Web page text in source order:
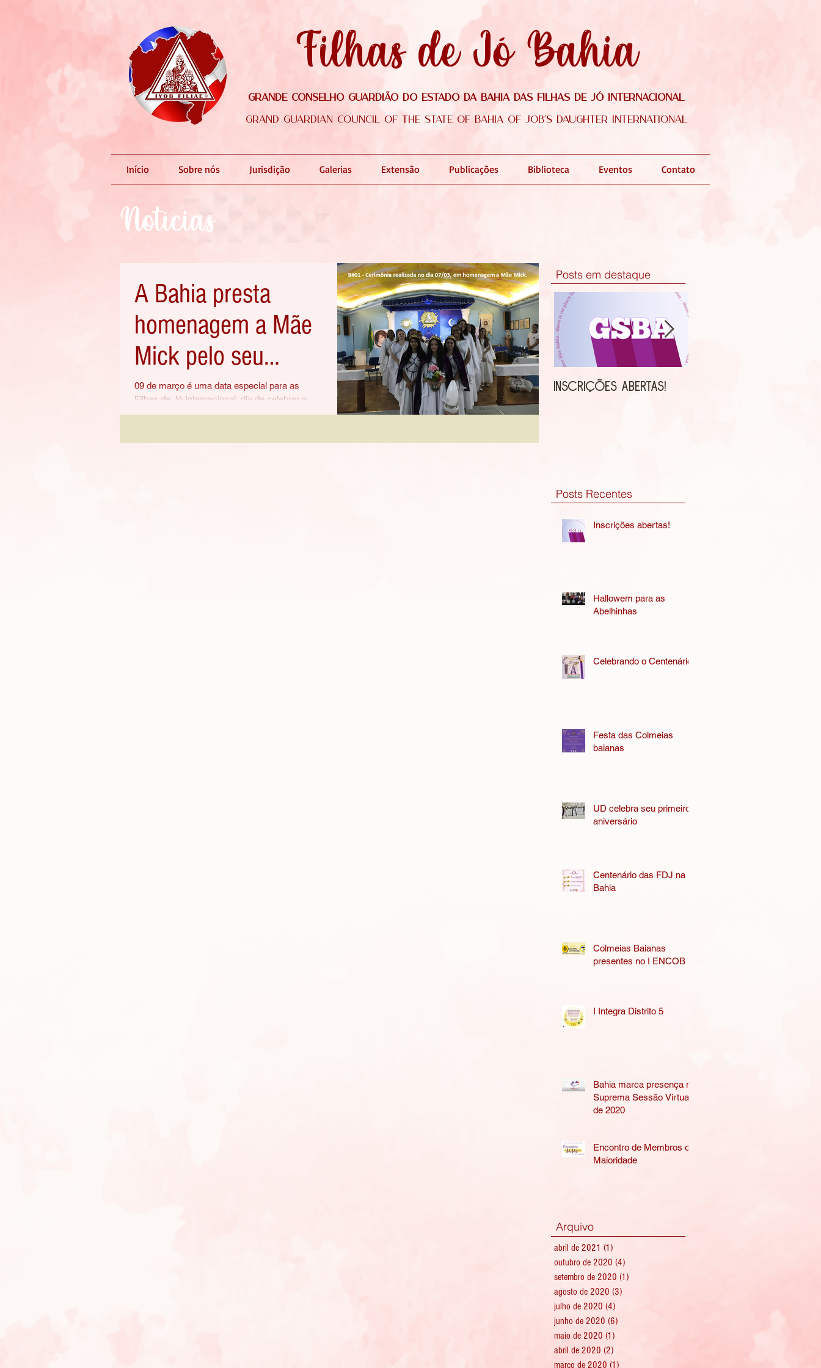
Filhas de Jó Bahia
Grande Conselho Guardião do Estado da Bahia das Filhas de Jó Internacional
Grand Guardian Council of the state of Bahia of Job's Daughter International
Início Sobre nós Jurisdição Galerias Extensão Publicações Biblioteca Eventos Contato
Notícias
A Bahia presta
homenagem a Mãe
Mick pelo seu
aniversário
09 de março é uma data especial para as
Filhas de Jó Internacional, dia de celebrar o
aniversário da nossa fundadora: Ethel T. Wead
Posts em destaque
Inscrições abertas!
Posts Recentes
Inscrições abertas!
Hallowem para as
Abelhinhas
Celebrando o Centenário
Festa das Colmeias
baianas
UD celebra seu primeiro
aniversário
Centenário das FDJ na
Bahia
Colmeias Baianas
presentes no I ENCOB
I Integra Distrito 5
Bahia marca presença na
Suprema Sessão Virtual
de 2020
Encontro de Membros de
Maioridade
Arquivo
abril de 2021 (1)
outubro de 2020 (4)
setembro de 2020 (1)
agosto de 2020 (3)
julho de 2020 (4)
junho de 2020 (6)
maio de 2020 (1)
abril de 2020 (2)
março de 2020 (1)